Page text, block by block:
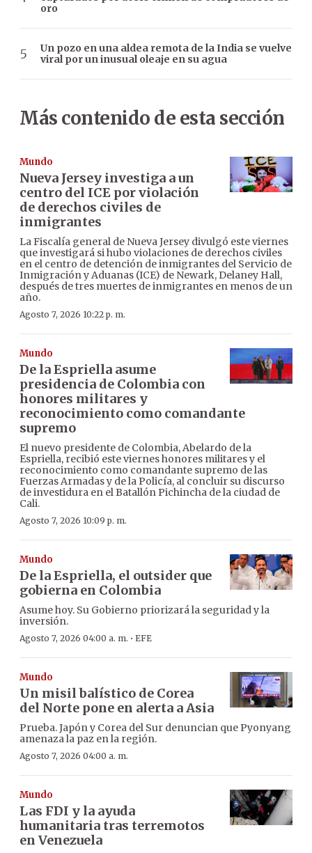
oro
Un pozo en una aldea remota de la India se vuelve
viral por un inusual oleaje en su agua
Más contenido de esta sección
Mundo
Nueva Jersey investiga a un
centro del ICE por violación
de derechos civiles de
inmigrantes
La Fiscalía general de Nueva Jersey divulgó este viernes
que investigará si hubo violaciones de derechos civiles
en el centro de detención de inmigrantes del Servicio de
Inmigración y Aduanas (ICE) de Newark, Delaney Hall,
después de tres muertes de inmigrantes en menos de un
año.
Agosto 7, 2026 10:22 p. m.
Mundo
De la Espriella asume
presidencia de Colombia con
honores militares y
reconocimiento como comandante
supremo
El nuevo presidente de Colombia, Abelardo de la
Espriella, recibió este viernes honores militares y el
reconocimiento como comandante supremo de las
Fuerzas Armadas y de la Policía, al concluir su discurso
de investidura en el Batallón Pichincha de la ciudad de
Cali.
Agosto 7, 2026 10:09 p. m.
Mundo
De la Espriella, el outsider que
gobierna en Colombia
Asume hoy. Su Gobierno priorizará la seguridad y la
inversión.
Agosto 7, 2026 04:00 a. m. · EFE
Mundo
Un misil balístico de Corea
del Norte pone en alerta a Asia
Prueba. Japón y Corea del Sur denuncian que Pyonyang
amenaza la paz en la región.
Agosto 7, 2026 04:00 a. m.
Mundo
Las FDI y la ayuda
humanitaria tras terremotos
en Venezuela